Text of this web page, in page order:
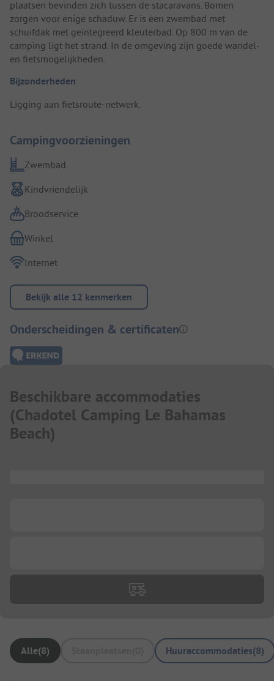
plaatsen bevinden zich tussen de stacaravans. Bomen
zorgen voor enige schaduw. Er is een zwembad met
schuifdak met geïntegreerd kleuterbad. Op 800 m van de
camping ligt het strand. In de omgeving zijn goede wandel-
en fietsmogelijkheden.
Bijzonderheden
Ligging aan fietsroute-netwerk.
Campingvoorzieningen
Zwembad
Kindvriendelijk
Broodservice
Winkel
Internet
Bekijk alle 12 kenmerken
Onderscheidingen & certificaten
Beschikbare accommodaties
(Chadotel Camping Le Bahamas
Beach)
Alle(8) Huuraccommodaties(8)